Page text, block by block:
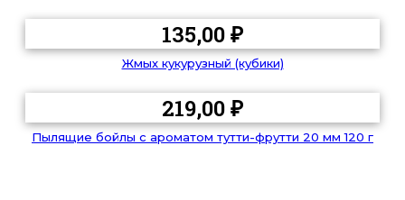
135,00₽
Жмых кукурузный (кубики)
219,00₽
Пылящие бойлы с ароматом тутти-фрутти 20 мм 120 г